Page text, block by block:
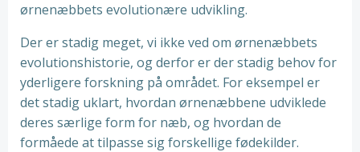
ørnenæbbets evolutionære udvikling.
Der er stadig meget, vi ikke ved om ørnenæbbets
evolutionshistorie, og derfor er der stadig behov for
yderligere forskning på området. For eksempel er
det stadig uklart, hvordan ørnenæbbene udviklede
deres særlige form for næb, og hvordan de
formåede at tilpasse sig forskellige fødekilder.